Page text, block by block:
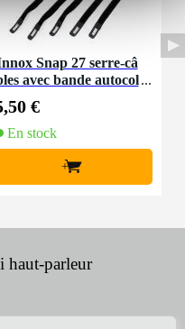
Snap 27 serre-câ
avec bande autocol
€
En stock
+
parleur